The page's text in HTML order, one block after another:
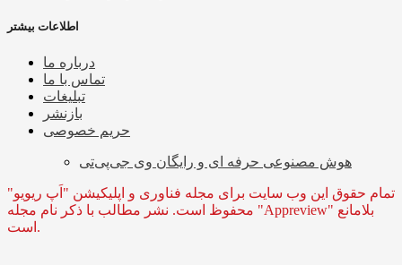
اطلاعات بیشتر
درباره ما
تماس با ما
تبلیغات
بازنشر
حریم خصوصی
هوش مصنوعی حرفه ای و رایگان وی جی‌پی‌تی
تمام حقوق این وب سایت برای مجله فناوری و اپلیکیشن "اَپ ریویو"
محفوظ است. نشر مطالب با ذکر نام مجله "Appreview" بلامانع
است.